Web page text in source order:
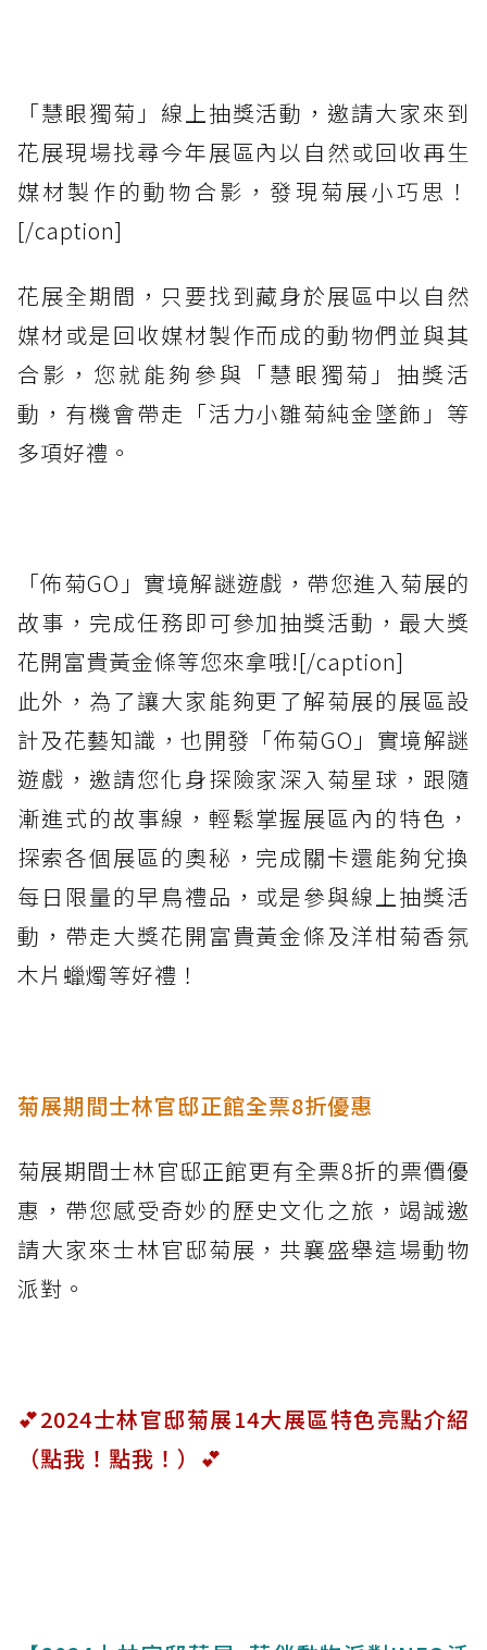
「慧眼獨菊」線上抽獎活動，邀請大家來到
花展現場找尋今年展區內以自然或回收再生
媒材製作的動物合影，發現菊展小巧思！
[/caption]
花展全期間，只要找到藏身於展區中以自然
媒材或是回收媒材製作而成的動物們並與其
合影，您就能夠參與「慧眼獨菊」抽獎活
動，有機會帶走「活力小雛菊純金墜飾」等
多項好禮。
「佈菊GO」實境解謎遊戲，帶您進入菊展的
故事，完成任務即可參加抽獎活動，最大獎
花開富貴黃金條等您來拿哦![/caption]
此外，為了讓大家能夠更了解菊展的展區設
計及花藝知識，也開發「佈菊GO」實境解謎
遊戲，邀請您化身探險家深入菊星球，跟隨
漸進式的故事線，輕鬆掌握展區內的特色，
探索各個展區的奧秘，完成關卡還能夠兌換
每日限量的早鳥禮品，或是參與線上抽獎活
動，帶走大獎花開富貴黃金條及洋柑菊香氛
木片蠟燭等好禮！
菊展期間士林官邸正館全票8折優惠
菊展期間士林官邸正館更有全票8折的票價優
惠，帶您感受奇妙的歷史文化之旅，竭誠邀
請大家來士林官邸菊展，共襄盛舉這場動物
派對。
💕2024士林官邸菊展14大展區特色亮點介紹
（點我！點我！）💕